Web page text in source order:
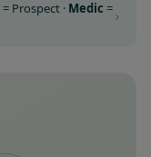
= Prospect · Medic =